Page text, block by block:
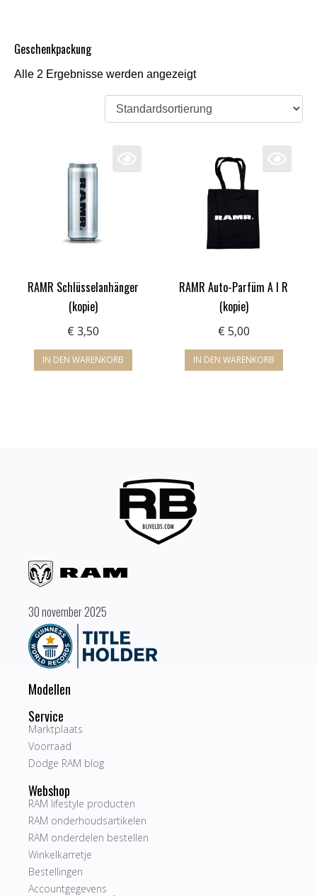
Geschenkpackung
Alle 2 Ergebnisse werden angezeigt
RAMR Schlüsselanhänger
(kopie)
€ 3,50
IN DEN WARENKORB
RAMR Auto-Parfüm A I R
(kopie)
€ 5,00
IN DEN WARENKORB
30 november 2025
Modellen
Service
Marktplaats
Voorraad
Dodge RAM blog
Webshop
RAM lifestyle producten
RAM onderhoudsartikelen
RAM onderdelen bestellen
Winkelkarretje
Bestellingen
Accountgegevens